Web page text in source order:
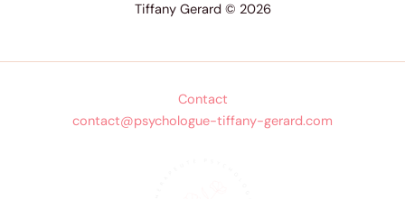
Tiffany Gerard © 2026
Contact
contact@psychologue-tiffany-gerard.com